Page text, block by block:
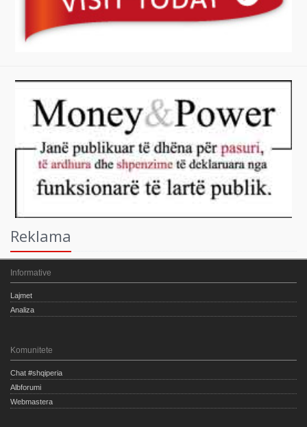
Reklama
Informative
Lajmet
Analiza
Komunitete
Chat #shqiperia
Albforumi
Webmastera